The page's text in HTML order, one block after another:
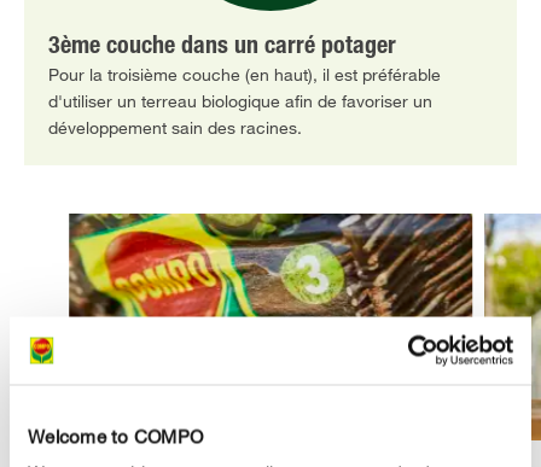
Welcome to COMPO
3ème couche dans un carré potager
Pour la troisième couche (en haut), il est préférable
d'utiliser un terreau biologique afin de favoriser un
développement sain des racines.